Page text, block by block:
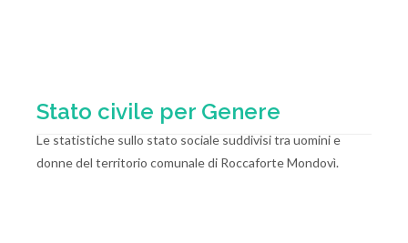
Stato civile per Genere
Le statistiche sullo stato sociale suddivisi tra uomini e
donne del territorio comunale di Roccaforte Mondovì.